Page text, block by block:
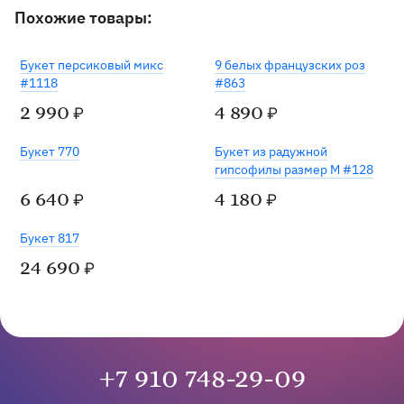
Похожие товары:
Букет персиковый микс
#1118
2 990 ₽
9 белых французских роз
#863
4 890 ₽
Букет 770
6 640 ₽
Букет из радужной
гипсофилы размер M #128
4 180 ₽
Букет 817
24 690 ₽
+7 910 748-29-09